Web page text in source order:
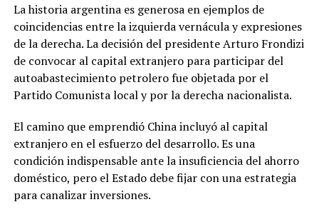
La historia argentina es generosa en ejemplos de
coincidencias entre la izquierda vernácula y expresiones
de la derecha. La decisión del presidente Arturo Frondizi
de convocar al capital extranjero para participar del
autoabastecimiento petrolero fue objetada por el
Partido Comunista local y por la derecha nacionalista.
El camino que emprendió China incluyó al capital
extranjero en el esfuerzo del desarrollo. Es una
condición indispensable ante la insuficiencia del ahorro
doméstico, pero el Estado debe fijar con una estrategia
para canalizar inversiones.